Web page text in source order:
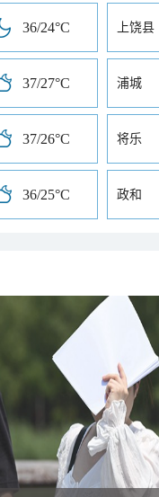
36/24°C 上饶县
37/27°C 浦城
37/26°C 将乐
36/25°C 政和